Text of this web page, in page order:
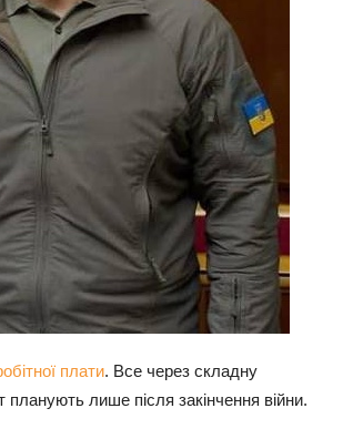
плати. Все через складну
лише після закінчення війни.